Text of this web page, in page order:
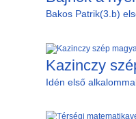
Bakos Patrik(3.b)
Kazinczy
Idén első